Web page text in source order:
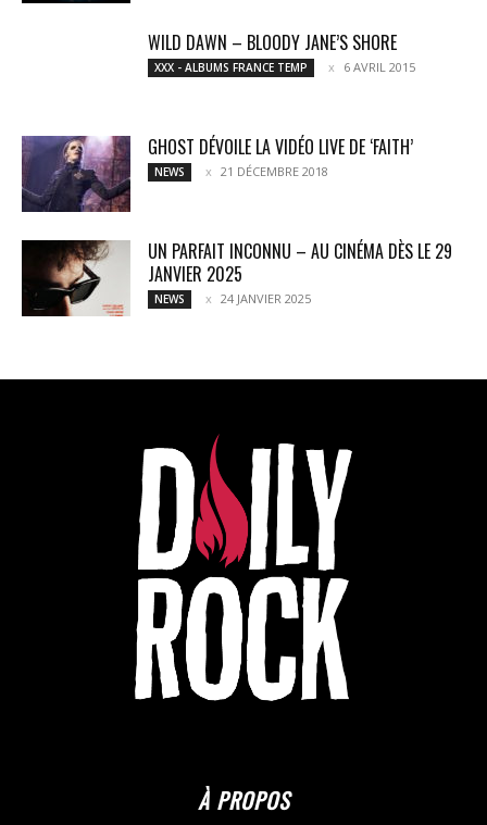
WILD DAWN – BLOODY JANE’S SHORE
XXX - ALBUMS FRANCE TEMP 6 AVRIL 2015
GHOST DÉVOILE LA VIDÉO LIVE DE ‘FAITH’
NEWS 21 DÉCEMBRE 2018
UN PARFAIT INCONNU – AU CINÉMA DÈS LE 29
JANVIER 2025
NEWS 24 JANVIER 2025
À PROPOS